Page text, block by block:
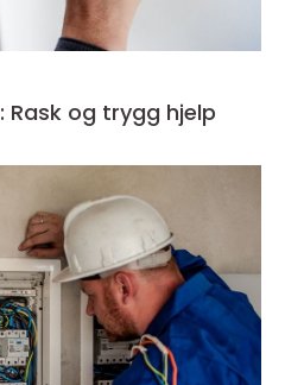
Rask og trygg hjelp